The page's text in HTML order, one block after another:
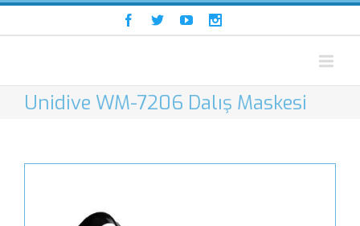
Unidive WM-7206 Dalış Maskesi